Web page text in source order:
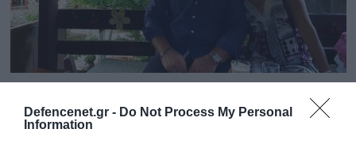
Defencenet.gr - Do Not Process My Personal
Information
Αστυνομικός της Βουλής: Διατάχθηκε